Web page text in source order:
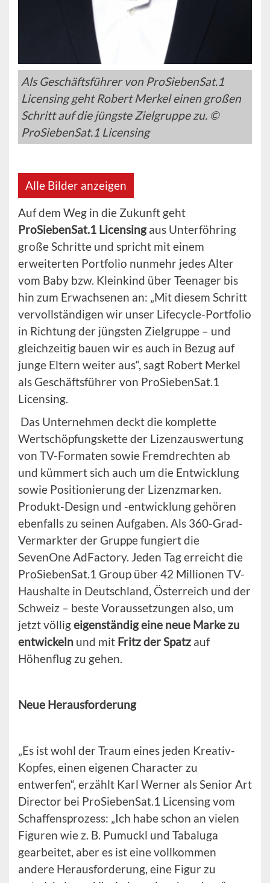
Als Geschäftsführer von ProSiebenSat.1
Licensing geht Robert Merkel einen großen
Schritt auf die jüngste Zielgruppe zu. ©
ProSiebenSat.1 Licensing
Alle Bilder anzeigen
Auf dem Weg in die Zukunft geht
ProSiebenSat.1 Licensingaus Unterföhring
große Schritte und spricht mit einem
erweiterten Portfolio nunmehr jedes Alter
vom Baby bzw. Kleinkind über Teenager bis
hin zum Erwachsenen an: „Mit diesem Schritt
vervollständigen wir unser Lifecycle-Portfolio
in Richtung der jüngsten Zielgruppe – und
gleichzeitig bauen wir es auch in Bezug auf
junge Eltern weiter aus“, sagt Robert Merkel
als Geschäftsführer von ProSiebenSat.1
Licensing.
Das Unternehmen deckt die komplette
Wertschöpfungskette der Lizenzauswertung
von TV-Formaten sowie Fremdrechten ab
und kümmert sich auch um die Entwicklung
sowie Positionierung der Lizenzmarken.
Produkt-Design und -entwicklung gehören
ebenfalls zu seinen Aufgaben. Als 360-Grad-
Vermarkter der Gruppe fungiert die
SevenOne AdFactory. Jeden Tag erreicht die
ProSiebenSat.1 Group über 42 Millionen TV-
Haushalte in Deutschland, Österreich und der
Schweiz – beste Voraussetzungen also, um
jetzt völligeigenständig eine neue Marke zu
entwickeln und mit Fritz der Spatz auf
Höhenflug zu gehen.
Neue Herausforderung
„Es ist wohl der Traum eines jeden Kreativ-
Kopfes, einen eigenen Character zu
entwerfen“, erzählt Karl Werner als Senior Art
Director bei ProSiebenSat.1 Licensing vom
Schaffensprozess: „Ich habe schon an vielen
Figuren wie z. B. Pumuckl und Tabaluga
gearbeitet, aber es ist eine vollkommen
andere Herausforderung, eine Figur zu